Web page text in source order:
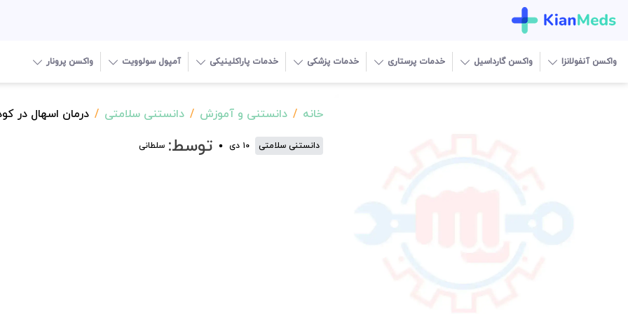
واکسن آنفولانزا واکسن گارداسیل خدمات پرستاری خدمات پزشکی خدمات پاراکلینیکی آمپول سولوویت واکسن پرونار
خانه دانستنی و آموزش دانستنی سلامتی درمان اسهال در
دانستنی سلامتی ۱۰ دی توسط: سلطانی